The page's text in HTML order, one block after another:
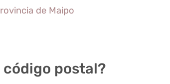
de Maipo
código postal?